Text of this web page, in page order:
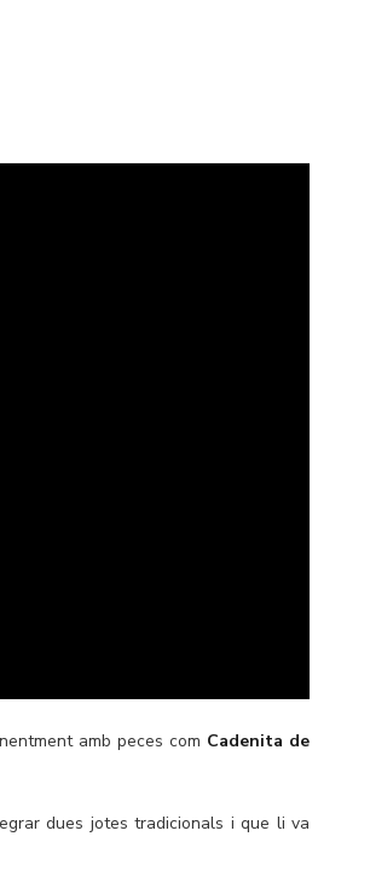
amb peces com Cadenita de
dues jotes tradicionals i que li va